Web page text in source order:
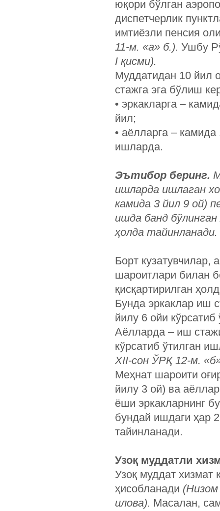
юқори бўлган
диспетчерлик
имтиёзли пенсия
11-м. «а» б.). Ушбу
I қисми).
Муддатидан 10 йил
стажга эга бўлиш
• эркакларга –
йил;
• аёлларга –
ишларда.
Эътибор беринг.
ишларда ишлаган
камида 3 йил 9 ой)
ишда банд
ҳолда тайинланади.
Борт кузатувчилар,
шароитлари билан
қисқартирилган
Бунда эркаклар иш
йилу 6 ойи
Аёлларда – иш
кўрсатиб ўтилган
XII-сон ЎРҚ 12-м.
Меҳнат шароити
йилу 3 ой) ва
ёши эркакларнинг
бундай ишдаги ҳар
тайинланади.
Узоқ муддатли
Узоқ муддат
ҳисобланади (Низом
илова). Масалан,